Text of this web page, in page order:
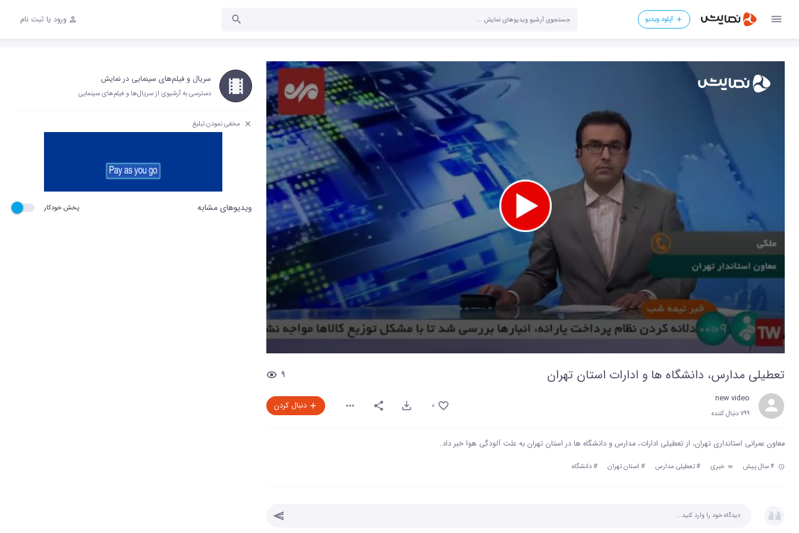
آپلود ویدیو ورود یا ثبت نام
0
of
secondsVolume
90%
تعطیلی مدارس، دانشگاه ها و ادارات استان تهران 9
new video
799 دنبال‌ کننده
0 دنبال کردن
معاون عمرانی استانداری تهران، از تعطیلی ادارات، مدارس و دانشگاه ها در استان تهران به علت آلودگی هوا خبر داد.
4 سال پیش خبری #تعطیلی مدارس # استان تهران #دانشگاه
سریال و فیلم‌های سینمایی در نمایش
دسترسی به آرشیوی از سریال‌ها و فیلم‌های سینمایی
مخفی نمودن تبلیغ
ویدیوهای مشابه پخش خودکار